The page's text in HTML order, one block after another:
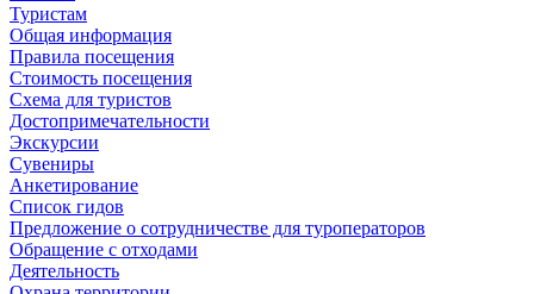
Туристам
Общая информация
Правила посещения
Стоимость посещения
Схема для туристов
Достопримечательности
Экскурсии
Сувениры
Анкетирование
Список гидов
Предложение о сотрудничестве для туроператоров
Обращение с отходами
Деятельность